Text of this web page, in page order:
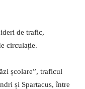
de trafic,
circulație.
școlare”, traficul
și Spartacus, între